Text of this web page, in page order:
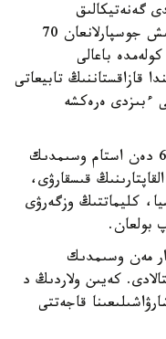
بارىسىندا ءبىز 50 قۇندى گەنەتيكالىق
رەسۋرستى جيناي الدىق. بۇل كورسەتكىش جوسپارلانعان 70
باعالى
قازاقستاننىڭ تابيعاتى
ءبىزدى ەرەكشە
جالپى سوڭعى ءۇش عاسىردا الەمدە 600 دەن استام وسىمدىك
قىسقارۋى،
كليماتتىڭ وزگەرۋى
بولعان.
مەن وسىمدىك
كەيىن ولاردىڭ د
قاجەتتى